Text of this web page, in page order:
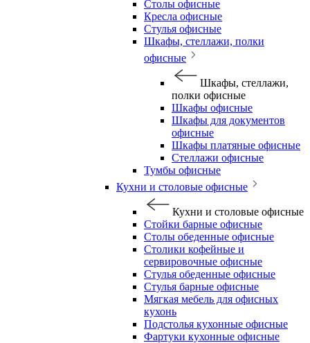
Столы офисные
Кресла офисные
Стулья офисные
Шкафы, стеллажи, полки
офисные
Шкафы, стеллажи,
полки офисные
Шкафы офисные
Шкафы для документов
офисные
Шкафы платяные офисные
Стеллажи офисные
Тумбы офисные
Кухни и столовые офисные
Кухни и столовые офисные
Стойки барные офисные
Столы обеденные офисные
Столики кофейные и
сервировочные офисные
Стулья обеденные офисные
Стулья барные офисные
Мягкая мебель для офисных
кухонь
Подстолья кухонные офисные
Фартуки кухонные офисные